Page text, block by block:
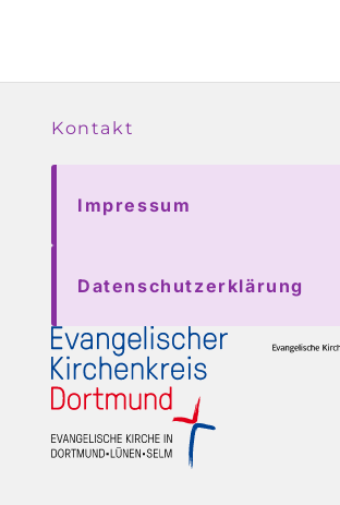
Kontakt
Impressum
Datenschutzerklärung